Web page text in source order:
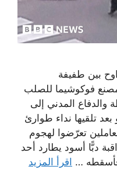
بين طفيفة
فوكوشيما للصلب
المدني إلى
تلقيها نداء طوارئ
تعرّضوا لهجوم
دبًّا أسود يطارد أحد
… اقرأ المزيد